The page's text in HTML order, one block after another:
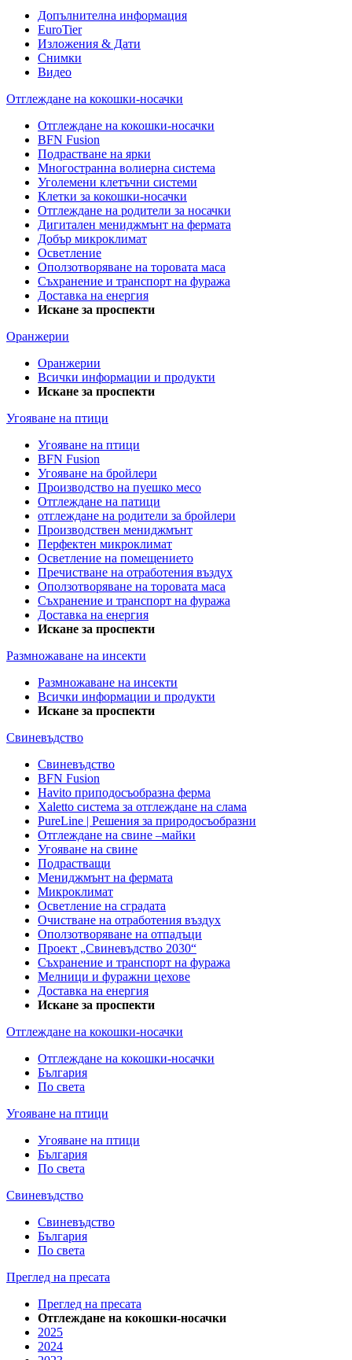
Допълнителна информация
EuroTier
Изложения & Дати
Снимки
Видео
Отглеждане на кокошки-носачки
Отглеждане на кокошки-носачки
BFN Fusion
Подрастване на ярки
Многостранна волиерна система
Уголемени клетъчни системи
Клетки за кокошки-носачки
Отглеждане на родители за носачки
Дигитален мениджмънт на фермата
Добър микроклимат
Осветление
Оползотворяване на торовата маса
Съхранение и транспорт на фуража
Доставка на енергия
Искане за проспекти
Оранжерии
Оранжерии
Всички информации и продукти
Искане за проспекти
Угояване на птици
Угояване на птици
BFN Fusion
Угояване на бройлери
Производство на пуешко месо
Отглеждане на патици
отглеждане на родители за бройлери
Производствен мениджмънт
Перфектен микроклимат
Осветление на помещението
Пречистване на отработения въздух
Оползотворяване на торовата маса
Съхранение и транспорт на фуража
Доставка на енергия
Искане за проспекти
Размножаване на инсекти
Размножаване на инсекти
Всички информации и продукти
Искане за проспекти
Свиневъдство
Свиневъдство
BFN Fusion
Havito приподосъобразна ферма
Xaletto система за отглеждане на слама
PureLine | Решения за природосъобразни
Отглеждане на свине –майки
Угояване на свине
Подрастващи
Мениджмънт на фермата
Микроклимат
Осветление на сградата
Очистване на отработения въздух
Оползотворяване на отпадъци
Проект „Свиневъдство 2030“
Съхранение и транспорт на фуража
Мелници и фуражни цехове
Доставка на енергия
Искане за проспекти
Отглеждане на кокошки-носачки
Отглеждане на кокошки-носачки
България
По света
Угояване на птици
Угояване на птици
България
По света
Свиневъдство
Свиневъдство
България
По света
Преглед на пресата
Преглед на пресата
Отглеждане на кокошки-носачки
2025
2024